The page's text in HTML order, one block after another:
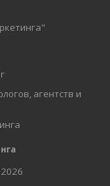
агентств и